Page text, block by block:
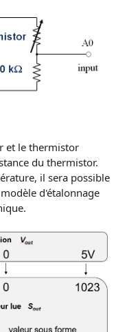
et le thermistor
du thermistor.
il sera possible
d'étalonnage